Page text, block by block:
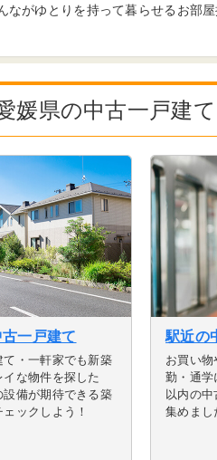
がゆとりを持って暮らせるお部屋
媛県の中古一戸建
一戸建て
て・一軒家でも新築
イな物件を探した
設備が期待できる築
ックしよう！
駅近の
お買い物
勤・通学
以内の
集めまし